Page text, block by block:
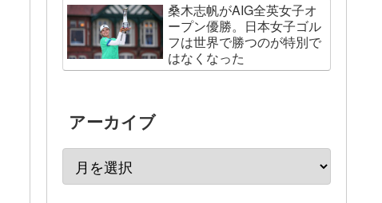
桑木志帆がAIG全英女子オ
ープン優勝。日本女子ゴル
フは世界で勝つのが特別で
はなくなった
アーカイブ